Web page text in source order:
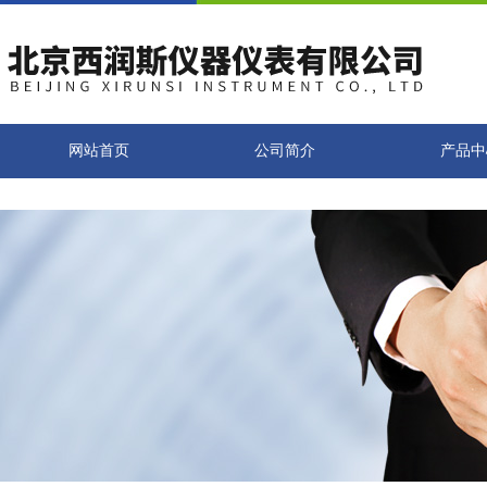
网站首页 公司简介 产品